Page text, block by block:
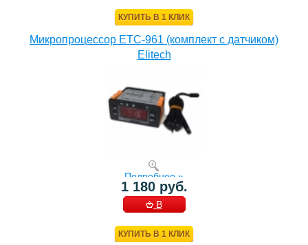
КУПИТЬ В 1 КЛИК
Микропроцессор ETC-961 (комплект c датчиком)
Elitech
Подробнее »
1 180 руб.
В
КУПИТЬ В 1 КЛИК